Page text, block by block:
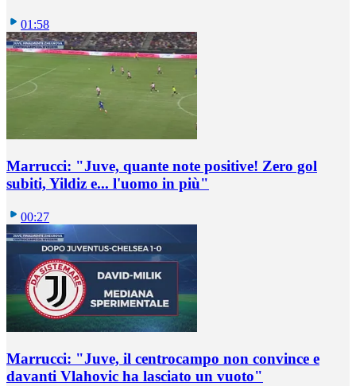
01:58
Marrucci: "Juve, quante note positive! Zero gol
subiti, Yildiz e... l'uomo in più"
00:27
Marrucci: "Juve, il centrocampo non convince e
davanti Vlahovic ha lasciato un vuoto"